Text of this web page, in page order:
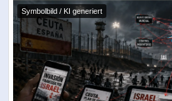
Symbolbild / KI generiert